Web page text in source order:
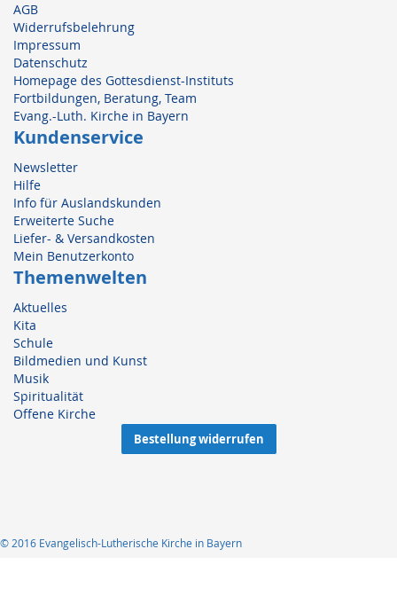
AGB
Widerrufsbelehrung
Impressum
Datenschutz
Homepage des Gottesdienst-Instituts
Fortbildungen, Beratung, Team
Evang.-Luth. Kirche in Bayern
Kundenservice
Newsletter
Hilfe
Info für Auslandskunden
Erweiterte Suche
Liefer- & Versandkosten
Mein Benutzerkonto
Themenwelten
Aktuelles
Kita
Schule
Bildmedien und Kunst
Musik
Spiritualität
Offene Kirche
Bestellung widerrufen
© 2016 Evangelisch-Lutherische Kirche in Bayern